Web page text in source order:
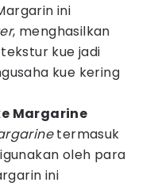
ini
, menghasilkan
kue jadi
kue kering
Margarine
termasuk
oleh para
ini